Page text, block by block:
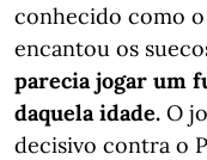
conhecido como o
encantou os
parecia jogar um
daquela idade. O
decisivo contra o